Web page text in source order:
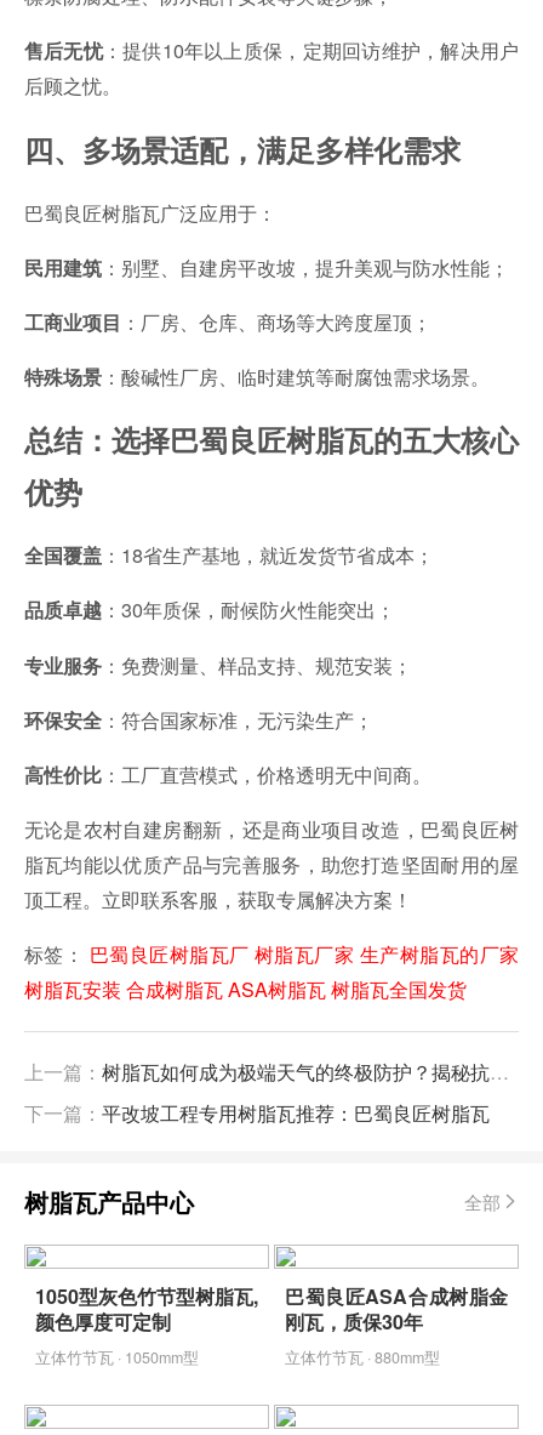
售后无忧：提供10年以上质保，定期回访维护，解决用户
后顾之忧。
四、多场景适配，满足多样化需求
巴蜀良匠树脂瓦广泛应用于：
民用建筑：别墅、自建房平改坡，提升美观与防水性能；
工商业项目 ：厂房、仓库、商场等大跨度屋顶；
特殊场景：酸碱性厂房、临时建筑等耐腐蚀需求场景。
总结：选择巴蜀良匠树脂瓦的五大核心
优势
全国覆盖：18省生产基地，就近发货节省成本；
品质卓越：30年质保，耐候防火性能突出；
专业服务：免费测量、样品支持、规范安装；
环保安全：符合国家标准，无污染生产；
高性价比：工厂直营模式，价格透明无中间商。
无论是农村自建房翻新，还是商业项目改造，巴蜀良匠树
脂瓦均能以优质产品与完善服务，助您打造坚固耐用的屋
顶工程。立即联系客服，获取专属解决方案！
标签： 巴蜀良匠树脂瓦厂 树脂瓦厂家 生产树脂瓦的厂家
树脂瓦安装 合成树脂瓦ASA树脂瓦树脂瓦全国发货
上一篇： 树脂瓦如何成为极端天气的终极防护？揭秘抗台风、冰雹、酸雨的全能屋面瓦
下一篇： 平改坡工程专用树脂瓦推荐：巴蜀良匠树脂瓦
树脂瓦产品中心 全部
1050型灰色竹节型树脂瓦,
颜色厚度可定制
立体竹节瓦 · 1050mm型
巴蜀良匠ASA合成树脂金
刚瓦，质保30年
立体竹节瓦 · 880mm型